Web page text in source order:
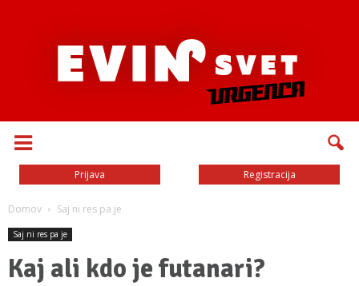
Prijava Registracija
Domov Saj ni res pa je
Saj ni res pa je
Kaj ali kdo je futanari?